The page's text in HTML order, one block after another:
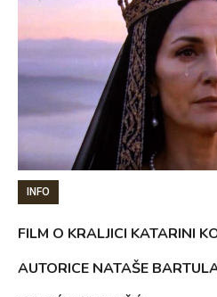
INFO
FILM O KRALJICI KATARINI
AUTORICE NATAŠE